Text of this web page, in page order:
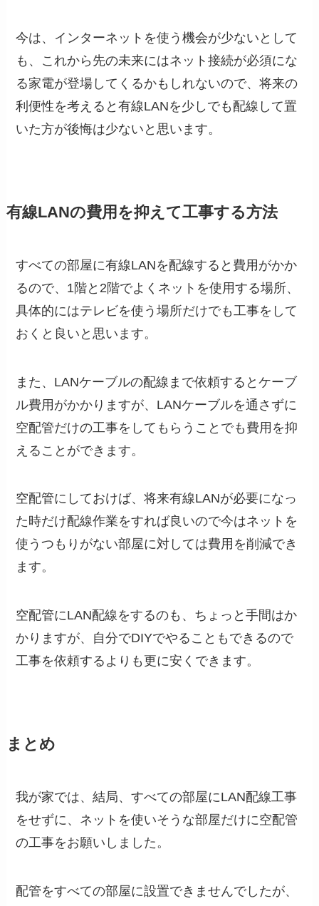
今は、インターネットを使う機会が少ないとして
も、これから先の未来にはネット接続が必須にな
る家電が登場してくるかもしれないので、将来の
利便性を考えると有線LANを少しでも配線して置
いた方が後悔は少ないと思います。
有線LANの費用を抑えて工事する方法
すべての部屋に有線LANを配線すると費用がかか
るので、1階と2階でよくネットを使用する場所、
具体的にはテレビを使う場所だけでも工事をして
おくと良いと思います。
また、LANケーブルの配線まで依頼するとケーブ
ル費用がかかりますが、LANケーブルを通さずに
空配管だけの工事をしてもらうことでも費用を抑
えることができます。
空配管にしておけば、将来有線LANが必要になっ
た時だけ配線作業をすれば良いので今はネットを
使うつもりがない部屋に対しては費用を削減でき
ます。
空配管にLAN配線をするのも、ちょっと手間はか
かりますが、自分でDIYでやることもできるので
工事を依頼するよりも更に安くできます。
まとめ
我が家では、結局、すべての部屋にLAN配線工事
をせずに、ネットを使いそうな部屋だけに空配管
の工事をお願いしました。
配管をすべての部屋に設置できませんでしたが、